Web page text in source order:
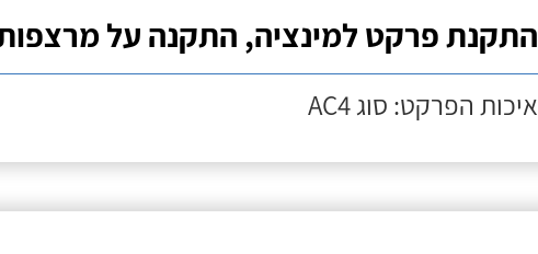
התקנת פרקט למינציה, התקנה על
איכות הפרקט: סוג AC4